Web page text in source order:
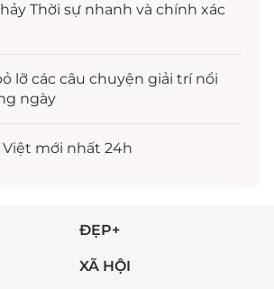
Thời sự nhanh và chính xác
lỡ các câu chuyện giải trínổi
ngày
Việt mới nhất 24h
ĐẸP+
XÃ HỘI